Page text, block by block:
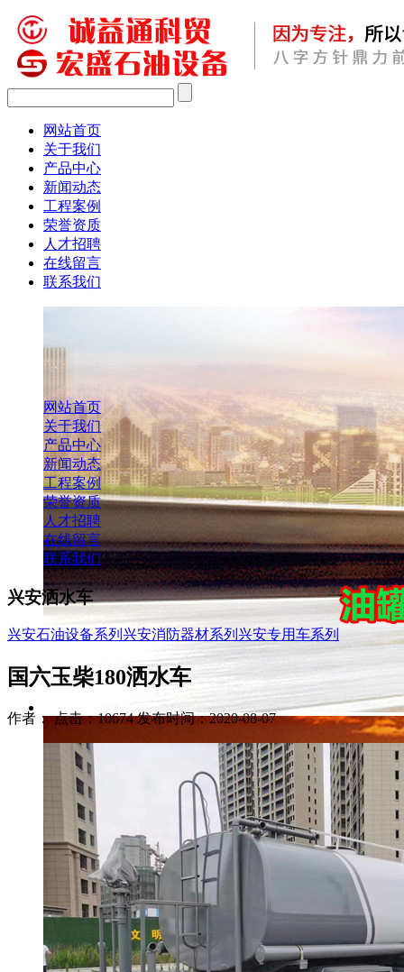
网站首页
关于我们
产品中心
新闻动态
工程案例
荣誉资质
人才招聘
在线留言
联系我们
网站首页
关于我们
产品中心
新闻动态
工程案例
荣誉资质
人才招聘
在线留言
联系我们
兴安洒水车
兴安石油设备系列 兴安消防器材系列 兴安专用车系列
国六玉柴180洒水车
作者： 点击：10674 发布时间：2020-08-07